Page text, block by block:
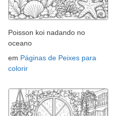
Poisson koi nadando no
oceano
em Páginas de Peixes para
colorir